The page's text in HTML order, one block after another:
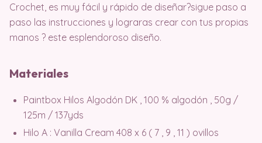
Crochet, es muy fácil y rápido de diseñar?​sigue paso a
paso las instrucciones y lograras crear con tus propias
manos ?​ este esplendoroso diseño.
Materiales
Paintbox Hilos Algodón DK , 100 % algodón , 50g /
125m / 137yds
Hilo A : Vanilla Cream 408 x 6 ( 7 , 9 , 11 ) ovillos